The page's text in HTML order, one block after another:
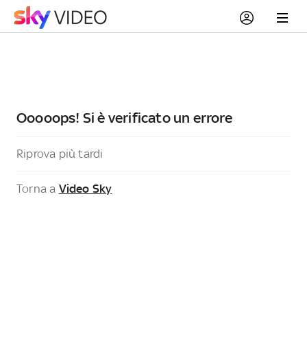
Ooooops! Si è verificato un errore
Riprova più tardi
Torna a Video Sky